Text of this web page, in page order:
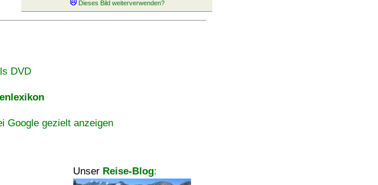
DVD
Google gezielt anzeigen
Unser Reise-Blog: